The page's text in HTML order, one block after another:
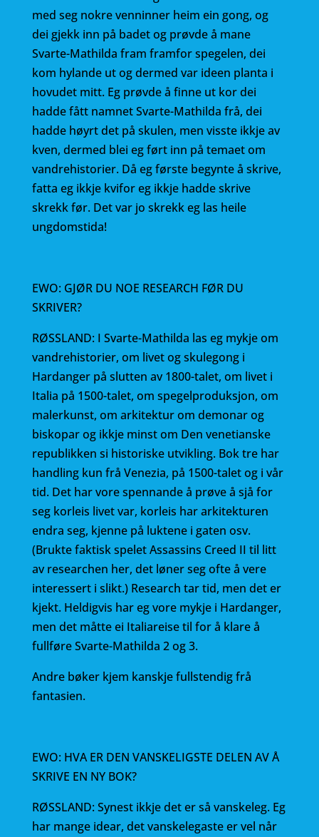
med seg nokre venninner heim ein gong, og
dei gjekk inn på badet og prøvde å mane
Svarte-Mathilda fram framfor spegelen, dei
kom hylande ut og dermed var ideen planta i
hovudet mitt. Eg prøvde å finne ut kor dei
hadde fått namnet Svarte-Mathilda frå, dei
hadde høyrt det på skulen, men visste ikkje av
kven, dermed blei eg ført inn på temaet om
vandrehistorier. Då eg første begynte å skrive,
fatta eg ikkje kvifor eg ikkje hadde skrive
skrekk før. Det var jo skrekk eg las heile
ungdomstida!
EWO: GJØR DU NOE RESEARCH FØR DU
SKRIVER?
RØSSLAND: I Svarte-Mathilda las eg mykje om
vandrehistorier, om livet og skulegong i
Hardanger på slutten av 1800-talet, om livet i
Italia på 1500-talet, om spegelproduksjon, om
malerkunst, om arkitektur om demonar og
biskopar og ikkje minst om Den venetianske
republikken si historiske utvikling. Bok tre har
handling kun frå Venezia, på 1500-talet og i vår
tid. Det har vore spennande å prøve å sjå for
seg korleis livet var, korleis har arkitekturen
endra seg, kjenne på luktene i gaten osv.
(Brukte faktisk spelet Assassins Creed II til litt
av researchen her, det løner seg ofte å vere
interessert i slikt.) Research tar tid, men det er
kjekt. Heldigvis har eg vore mykje i Hardanger,
men det måtte ei Italiareise til for å klare å
fullføre Svarte-Mathilda 2 og 3.
Andre bøker kjem kanskje fullstendig frå
fantasien.
EWO: HVA ER DEN VANSKELIGSTE DELEN AV Å
SKRIVE EN NY BOK?
RØSSLAND: Synest ikkje det er så vanskeleg. Eg
har mange idear, det vanskelegaste er vel når